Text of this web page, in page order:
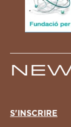
S'INSCRIRE